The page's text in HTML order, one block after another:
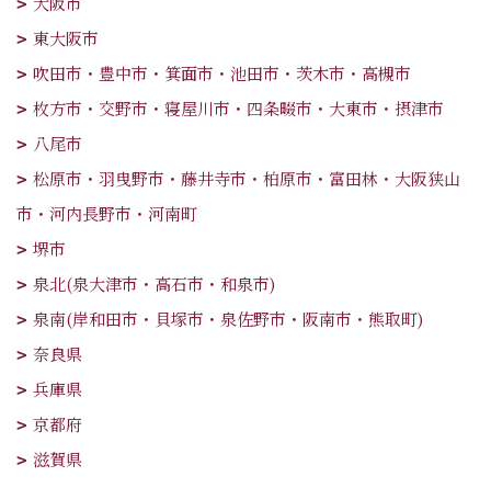
東大阪市
吹田市・豊中市・箕面市・池田市・茨木市・高槻市
枚方市・交野市・寝屋川市・四条畷市・大東市・摂津市
八尾市
松原市・羽曳野市・藤井寺市・柏原市・富田林・大阪狭山
市・河内長野市・河南町
堺市
泉北(泉大津市・高石市・和泉市)
泉南(岸和田市・貝塚市・泉佐野市・阪南市・熊取町)
奈良県
兵庫県
京都府
滋賀県